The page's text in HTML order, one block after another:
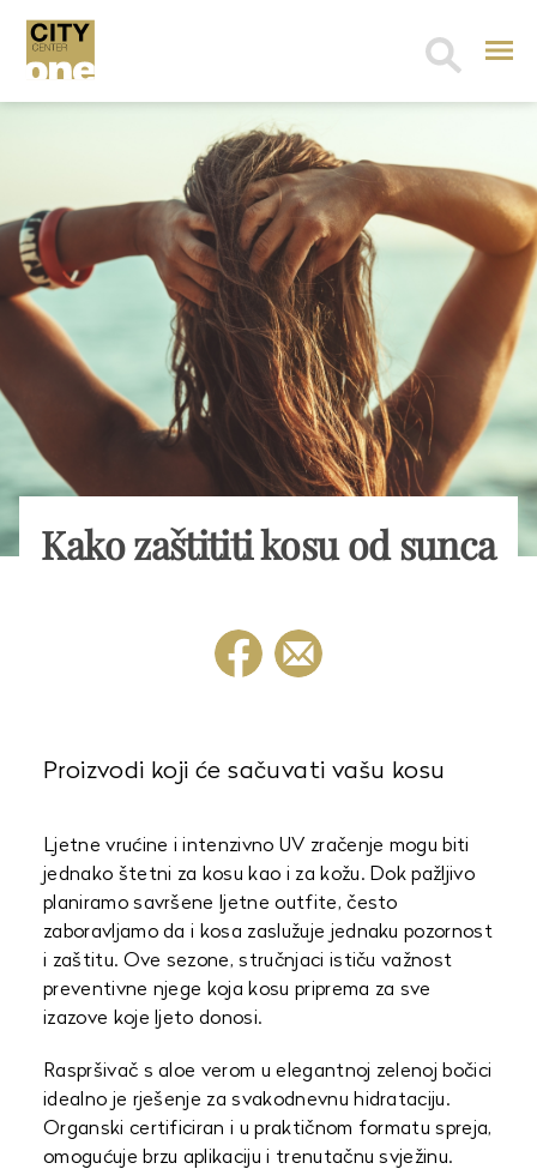
Search
Kako zaštititi kosu od sunca
Proizvodi koji će sačuvati vašu kosu
Ljetne vrućine i intenzivno UV zračenje mogu biti
jednako štetni za kosu kao i za kožu. Dok pažljivo
planiramo savršene ljetne outfite, često
zaboravljamo da i kosa zaslužuje jednaku pozornost
i zaštitu. Ove sezone, stručnjaci ističu važnost
preventivne njege koja kosu priprema za sve
izazove koje ljeto donosi.
Raspršivač s aloe verom u elegantnoj zelenoj bočici
idealno je rješenje za svakodnevnu hidrataciju.
Organski certificiran i u praktičnom formatu spreja,
omogućuje brzu aplikaciju i trenutačnu svježinu.